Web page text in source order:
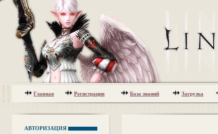
Главная Регистрация База знаний Загрузка
АВТОРИЗАЦИЯ